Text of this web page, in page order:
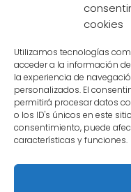
cookies
Utilizamos tecnologías
acceder a la información
la experiencia de
personalizados. El
permitirá procesar datos
o los ID's únicos en este
consentimiento, puede
características y funciones.
En el universo de
amplia variedad
habilidades y
Saiyajines
hasta villanos
estos personajes
involucrados en
fuerza y habilidad
Sin embargo,